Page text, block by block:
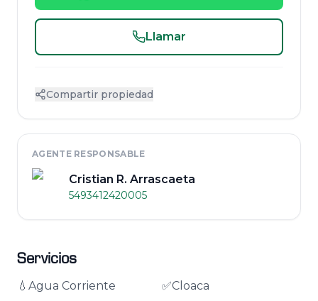
Llamar
Compartir propiedad
AGENTE RESPONSABLE
Cristian R. Arrascaeta
5493412420005
Servicios
💧 Agua Corriente ✅Cloaca